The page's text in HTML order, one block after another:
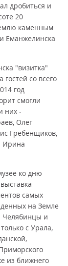
дробиться и
20
каменным
Еманжелинска
"визитка"
со всего
год
смогли
них -
Олег
Гребенщиков,
Ирина
ко дню
самых
на Земле
Челябинцы и
с Урала,
из ближнего